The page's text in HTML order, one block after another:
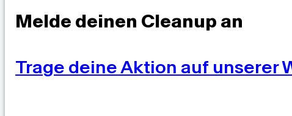
Melde deinen Cleanup an
Trage deine Aktion auf unserer